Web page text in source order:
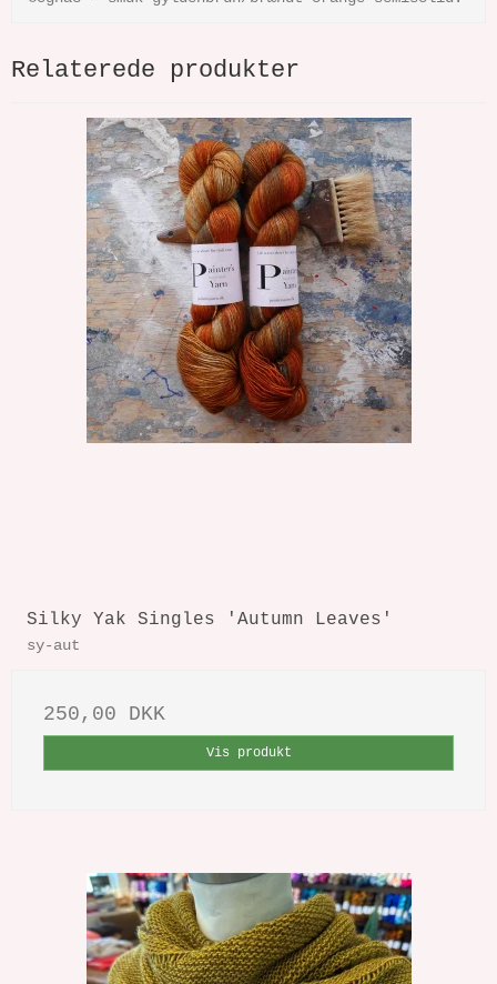
Relaterede produkter
Silky Yak Singles 'Autumn Leaves'
sy-aut
250,00 DKK
Vis produkt